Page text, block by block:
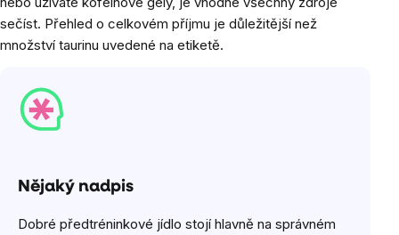
sečíst. Přehled o celkovém příjmu je důležitější než
množství taurinu uvedené na etiketě.
Nějaký nadpis
Dobré předtréninkové jídlo stojí hlavně na správném